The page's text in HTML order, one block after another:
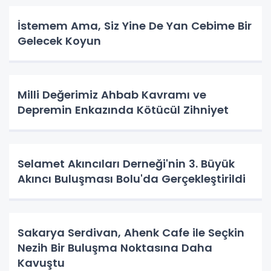
İstemem Ama, Siz Yine De Yan Cebime Bir
Gelecek Koyun
Milli Değerimiz Ahbab Kavramı ve
Depremin Enkazında Kötücül Zihniyet
Selamet Akıncıları Derneği'nin 3. Büyük
Akıncı Buluşması Bolu'da Gerçekleştirildi
Sakarya Serdivan, Ahenk Cafe ile Seçkin
Nezih Bir Buluşma Noktasına Daha
Kavuştu